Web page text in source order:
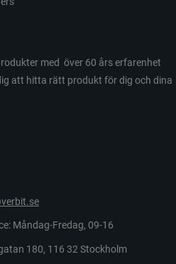
med över 60 års erfarenhet
att hitta rätt produkt för dig och dina
Måndag-Fredag, 09-16
180, 116 32 Stockholm